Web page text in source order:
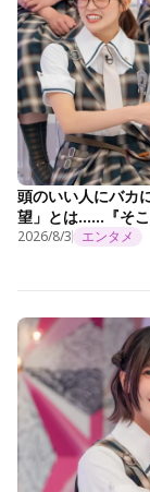
頭のいい人にバカ
望」とは……『そ
2026/8/3 エンタメ